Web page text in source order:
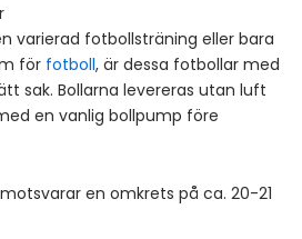
varierad fotbollsträning eller bara
för fotboll, är dessa fotbollar med
sak. Bollarna levereras utan luft
en vanlig bollpump före
en omkrets på ca. 20-21